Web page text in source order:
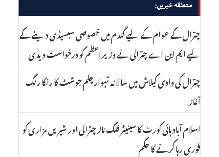
متعلقہ خبریں:
چترال کے عوام کے لیے گندم میں خصوصی سبسیڈی دینے کے
لیے ایم این اے چترالی نے وزیراعظم کو درخواست دیدی
چترال کی وادی کیلاش میں سالانہ تہوارچلم جوشٹ کا رنگا رنگ
آغاز
اسلام آباد ہائی کورٹ کا سینیٹر فلک ناز چترالی اور شیریں مزاری کو
فوری رہا کرنے کا حکم